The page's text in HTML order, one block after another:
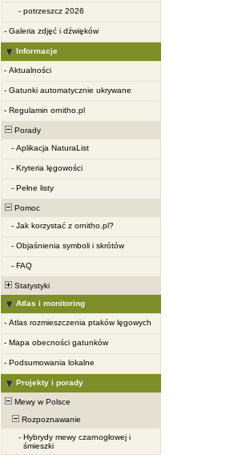
- potrzeszcz 2026
- Galeria zdjęć i dźwięków
Informacje
- Aktualności
- Gatunki automatycznie ukrywane
- Regulamin ornitho.pl
Porady
- Aplikacja NaturaList
- Kryteria lęgowości
- Pełne listy
Pomoc
- Jak korzystać z ornitho.pl?
- Objaśnienia symboli i skrótów
- FAQ
Statystyki
Atlas i monitoring
- Atlas rozmieszczenia ptaków lęgowych
- Mapa obecności gatunków
- Podsumowania lokalne
Projekty i porady
Mewy w Polsce
Rozpoznawanie
- Hybrydy mewy czarnogłowej i
śmieszki